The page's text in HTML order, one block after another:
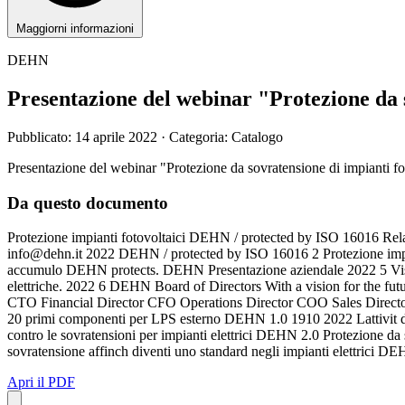
Maggiorni informazioni
DEHN
Presentazione del webinar "Protezione
Pubblicato: 14 aprile 2022 · Categoria: Catalogo
Presentazione del webinar "Protezione da sovratensione di impianti
Da questo documento
Protezione impianti fotovoltaici DEHN / protected by ISO 16016
info@dehn.it 2022 DEHN / protected by ISO 16016 2 Protezione
accumulo DEHN protects. DEHN Presentazione aziendale 2022 5
elettriche. 2022 6 DEHN Board of Directors With a vision for the
CTO Financial Director CFO Operations Director COO Sales
20 primi componenti per LPS esterno DEHN 1.0 1910 2022 Lattivit
contro le sovratensioni per impianti elettrici DEHN 2.0 Protezione
sovratensione affinch diventi uno standard negli impianti elettrici
Apri il PDF